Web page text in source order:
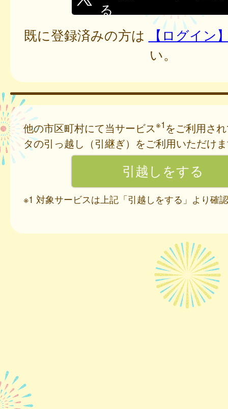
る
既に登録済みの方は
【ログイン
い。
他の市区町村にて当サービス※1 をご利用さ
タの引っ越し（引継ぎ）をご利用いただけ
※1 対象サービスは上記「引越しをする」より確